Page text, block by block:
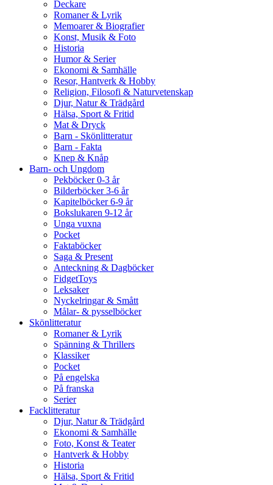
Deckare
Romaner & Lyrik
Memoarer & Biografier
Konst, Musik & Foto
Historia
Humor & Serier
Ekonomi & Samhälle
Resor, Hantverk & Hobby
Religion, Filosofi & Naturvetenskap
Djur, Natur & Trädgård
Hälsa, Sport & Fritid
Mat & Dryck
Barn - Skönlitteratur
Barn - Fakta
Knep & Knåp
Barn- och Ungdom
Pekböcker 0-3 år
Bilderböcker 3-6 år
Kapitelböcker 6-9 år
Bokslukaren 9-12 år
Unga vuxna
Pocket
Faktaböcker
Saga & Present
Anteckning & Dagböcker
FidgetToys
Leksaker
Nyckelringar & Smått
Målar- & pysselböcker
Skönlitteratur
Romaner & Lyrik
Spänning & Thrillers
Klassiker
Pocket
På engelska
På franska
Serier
Facklitteratur
Djur, Natur & Trädgård
Ekonomi & Samhälle
Foto, Konst & Teater
Hantverk & Hobby
Historia
Hälsa, Sport & Fritid